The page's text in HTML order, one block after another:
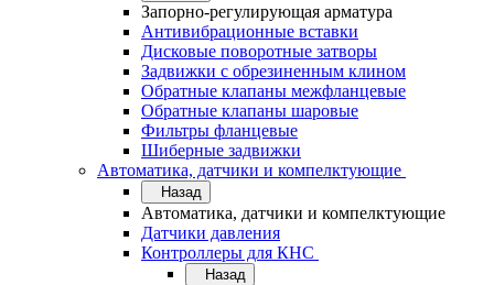
Запорно-регулирующая арматура
Антивибрационные вставки
Дисковые поворотные затворы
Задвижки с обрезиненным клином
Обратные клапаны межфланцевые
Обратные клапаны шаровые
Фильтры фланцевые
Шиберные задвижки
Автоматика, датчики и компелктующие
Назад
Автоматика, датчики и компелктующие
Датчики давления
Контроллеры для КНС
Назад